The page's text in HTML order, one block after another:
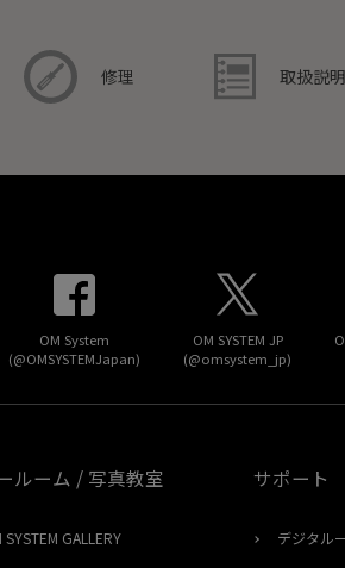
修理 取扱説
OM System
(@OMSYSTEMJapan)
OM SYSTEM JP
(@omsystem_jp)
ルーム / 写真教室
SYSTEM GALLERY
サポート
デジタル